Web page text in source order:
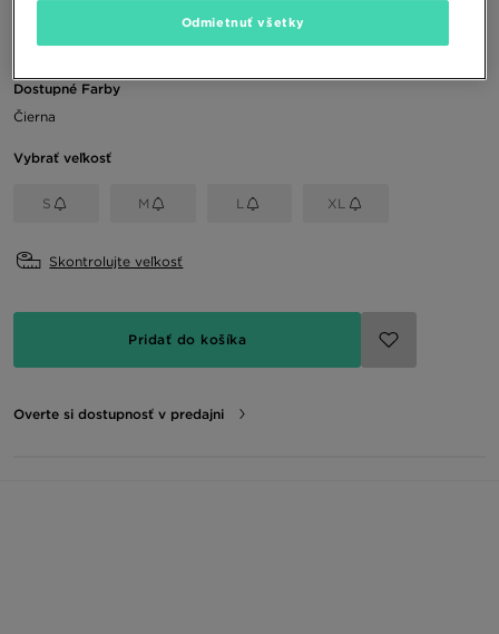
Dostupné Farby
Čierna
Vybrať veľkosť
S M L XL
Skontrolujte veľkosť
Pridať do košíka
Overte si dostupnosť v predajni
Odmietnuť všetky